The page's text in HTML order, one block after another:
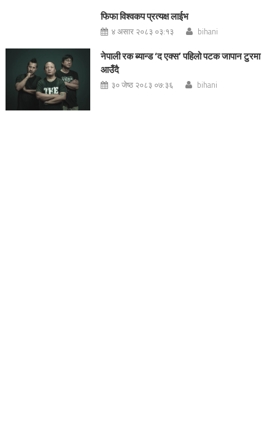
फिफा विश्वकप प्रत्यक्ष लाईभ
४ असार २०८३ ०३:१३ bihani
नेपाली रक ब्यान्ड ‘द एक्स’ पहिलो पटक जापान टुरमा
आउँदै
३० जेष्ठ २०८३ ०७:३६ bihani